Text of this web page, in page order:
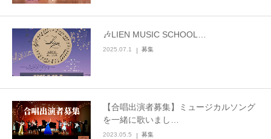
🎶LIEN MUSIC SCHOOL…
2025.07.1 募集
【合唱出演者募集】ミュージカルソング
を一緒に歌いまし…
2023.05.5 募集